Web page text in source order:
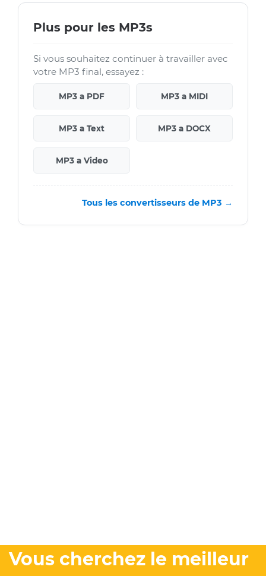
Plus pour les MP3s
Si vous souhaitez continuer à travailler avec
votre MP3 final, essayez :
MP3 a PDF MP3 a MIDI
MP3 a Text MP3 a DOCX
MP3 a Video
Tous les convertisseurs de MP3 →
Vous cherchez le meilleur